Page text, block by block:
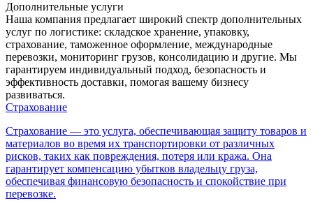
Дополнительные услуги
Наша компания предлагает широкий спектр дополнительных
услуг по логистике: складское хранение, упаковку,
страхование, таможенное оформление, международные
перевозки, мониторинг грузов, консолидацию и другие. Мы
гарантируем индивидуальный подход, безопасность и
эффективность доставки, помогая вашему бизнесу
развиваться.
Страхование
Страхование — это услуга, обеспечивающая защиту товаров и
материалов во время их транспортировки от различных
рисков, таких как повреждения, потеря или кража. Она
гарантирует компенсацию убытков владельцу груза,
обеспечивая финансовую безопасность и спокойствие при
перевозке.